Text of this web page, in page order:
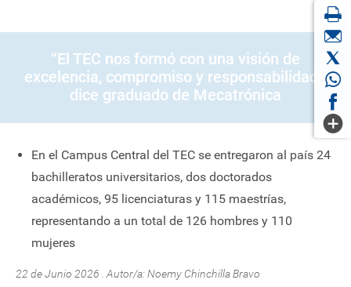
“El TEC nos formó con una visión de
excelencia, compromiso y responsabilidad”,
dice graduado de Mecatrónica
En el Campus Central del TEC se entregaron al país 24
bachilleratos universitarios, dos doctorados
académicos, 95 licenciaturas y 115 maestrías,
representando a un total de 126 hombres y 110
mujeres
22 de Junio 2026 . Autor/a:Noemy Chinchilla Bravo